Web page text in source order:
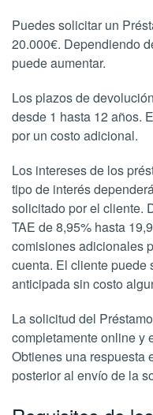
Puedes solicitar un
20.000€. Dependiendo
puede aumentar.
Los plazos de
desde 1 hasta 12 años.
por un costo adicional.
Los intereses de los
tipo de interés
solicitado por el cliente.
TAE de 8,95% hasta
comisiones adicionales
cuenta. El cliente puede
anticipada sin costo
La solicitud del
completamente online y
Obtienes una respuesta
posterior al envío de la